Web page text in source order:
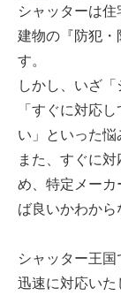
シャッターは
建物の『防犯
す。
しかし、いざ「
「すぐに対応
い」といった悩
また、すぐに
め、特定メー
ば良いかわから
シャッター王
迅速に対応いた